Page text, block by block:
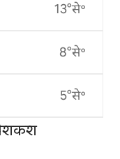
13°से॰
8°से॰
5°से॰